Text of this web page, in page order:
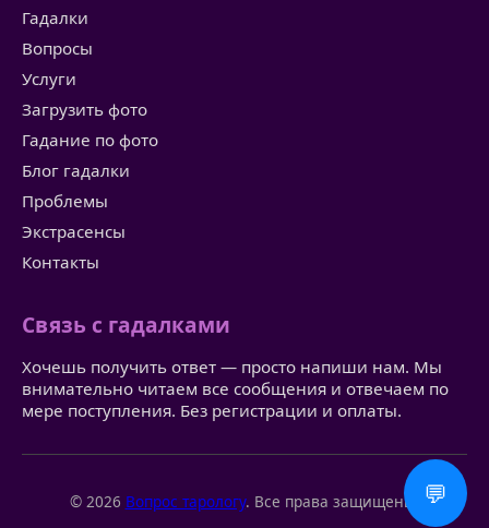
Гадалки
Вопросы
Услуги
Загрузить фото
Гадание по фото
Блог гадалки
Проблемы
Экстрасенсы
Контакты
Связь с гадалками
Хочешь получить ответ — просто напиши нам. Мы
внимательно читаем все сообщения и отвечаем по
мере поступления. Без регистрации и оплаты.
© 2026 Вопрос тарологу. Все права защищены. 💬